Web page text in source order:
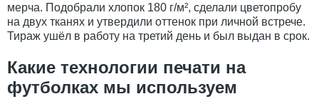
мерча. Подобрали хлопок 180 г/м², сделали цветопробу
на двух тканях и утвердили оттенок при личной встрече.
Тираж ушёл в работу на третий день и был выдан в срок.
Какие технологии печати на
футболках мы используем